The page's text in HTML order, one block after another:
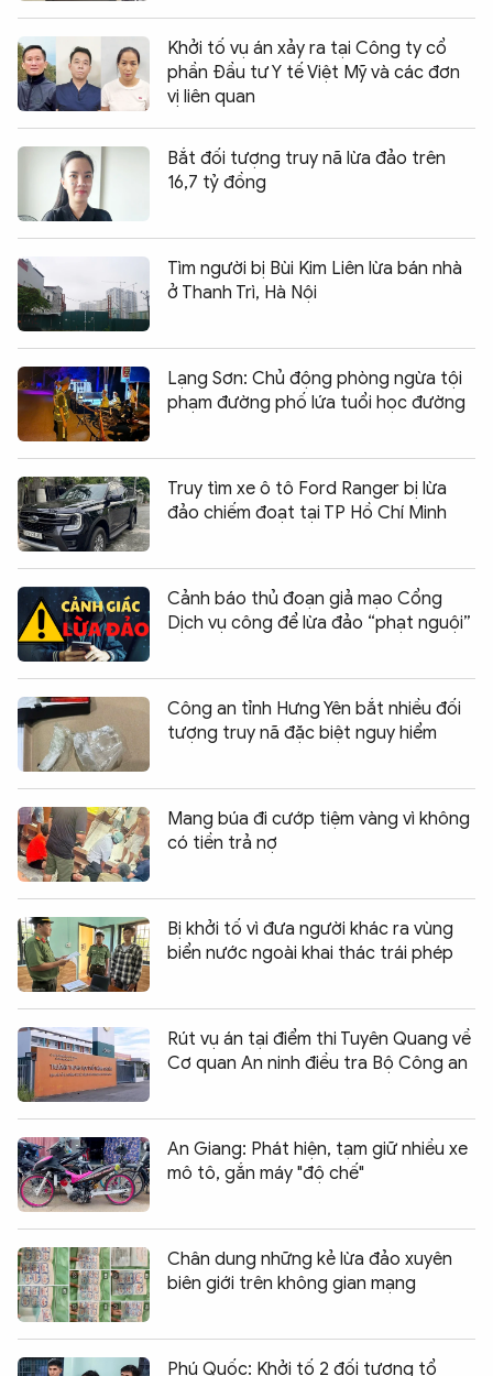
Khởi tố vụ án xảy ra tại Công ty cổ
phần Đầu tư Y tế Việt Mỹ và các đơn
vị liên quan
Bắt đối tượng truy nã lừa đảo trên
16,7 tỷ đồng
Tìm người bị Bùi Kim Liên lừa bán nhà
ở Thanh Trì, Hà Nội
Lạng Sơn: Chủ động phòng ngừa tội
phạm đường phố lứa tuổi học đường
Truy tìm xe ô tô Ford Ranger bị lừa
đảo chiếm đoạt tại TP Hồ Chí Minh
Cảnh báo thủ đoạn giả mạo Cổng
Dịch vụ công để lừa đảo “phạt nguội”
Công an tỉnh Hưng Yên bắt nhiều đối
tượng truy nã đặc biệt nguy hiểm
Mang búa đi cướp tiệm vàng vì không
có tiền trả nợ
Bị khởi tố vì đưa người khác ra vùng
biển nước ngoài khai thác trái phép
Rút vụ án tại điểm thi Tuyên Quang về
Cơ quan An ninh điều tra Bộ Công an
An Giang: Phát hiện, tạm giữ nhiều xe
mô tô, gắn máy "độ chế"
Chân dung những kẻ lừa đảo xuyên
biên giới trên không gian mạng
Phú Quốc: Khởi tố 2 đối tượng tổ